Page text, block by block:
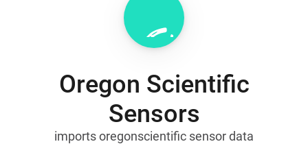
Oregon Scientific
Sensors
imports oregonscientific sensor data